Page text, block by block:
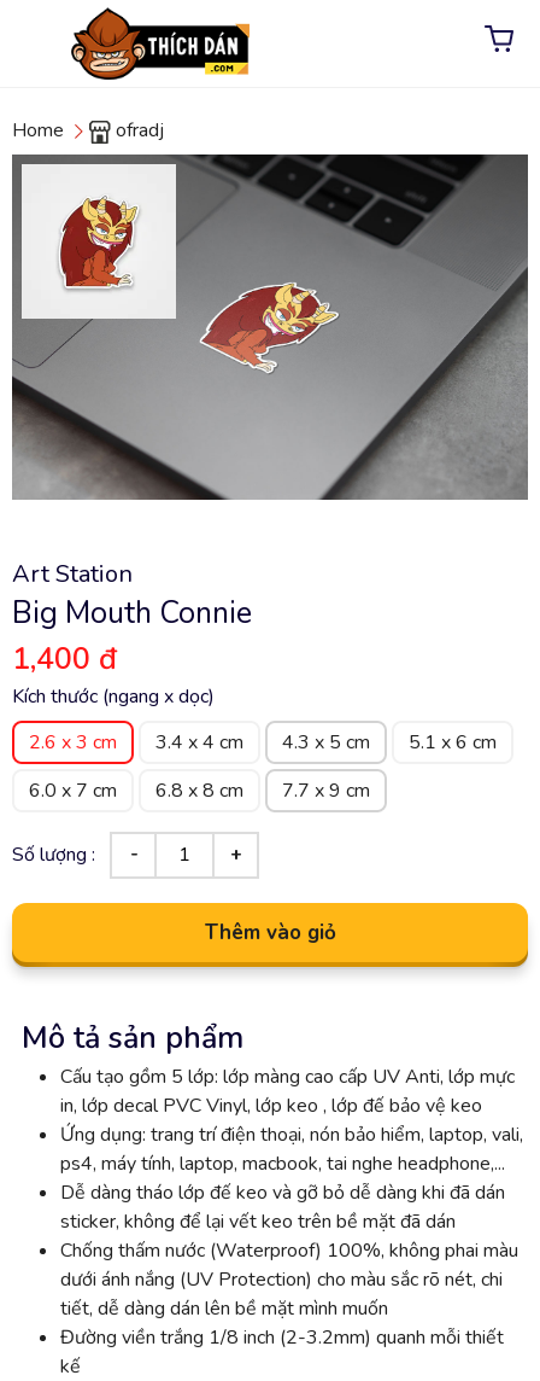
Home ofradj
Art Station
Big Mouth Connie
1,400 đ
Kích thước (ngang x dọc)
2.6 x 3 cm
3.4 x 4 cm 4.3 x 5 cm
5.1 x 6 cm
6.0 x 7 cm
6.8 x 8 cm 7.7 x 9 cm
Số lượng :
Thêm vào giỏ
Mô tả sản phẩm
Cấu tạo gồm 5 lớp: lớp màng cao cấp UV Anti, lớp mực
in, lớp decal PVC Vinyl, lớp keo , lớp đế bảo vệ keo
Ứng dụng: trang trí điện thoại, nón bảo hiểm, laptop, vali,
ps4, máy tính, laptop, macbook, tai nghe headphone,...
Dễ dàng tháo lớp đế keo và gỡ bỏ dễ dàng khi đã dán
sticker, không để lại vết keo trên bề mặt đã dán
Chống thấm nước (Waterproof) 100%, không phai màu
dưới ánh nắng (UV Protection) cho màu sắc rõ nét, chi
tiết, dễ dàng dán lên bề mặt mình muốn
Đường viền trắng 1/8 inch (2-3.2mm) quanh mỗi thiết
kế